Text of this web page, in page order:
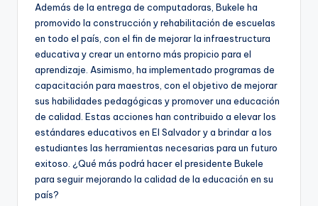
Además de la entrega de computadoras, Bukele ha
promovido la construcción y rehabilitación de escuelas
en todo el país, con el fin de mejorar la infraestructura
educativa y crear un entorno más propicio para el
aprendizaje. Asimismo, ha implementado programas de
capacitación para maestros, con el objetivo de mejorar
sus habilidades pedagógicas y promover una educación
de calidad. Estas acciones han contribuido a elevar los
estándares educativos en El Salvador y a brindar a los
estudiantes las herramientas necesarias para un futuro
exitoso. ¿Qué más podrá hacer el presidente Bukele
para seguir mejorando la calidad de la educación en su
país?